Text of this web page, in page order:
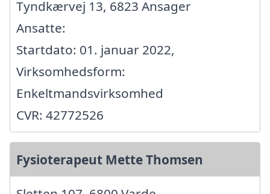
Tyndkærvej 13, 6823 Ansager
Ansatte:
Startdato: 01. januar 2022,
Virksomhedsform:
Enkeltmandsvirksomhed
CVR: 42772526
Fysioterapeut Mette Thomsen